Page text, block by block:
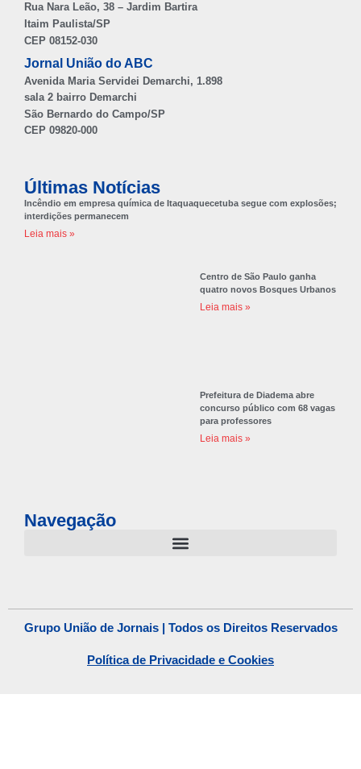
Rua Nara Leão, 38 – Jardim Bartira
Itaim Paulista/SP
CEP 08152-030
Jornal União do ABC
Avenida Maria Servidei Demarchi, 1.898
sala 2 bairro Demarchi
São Bernardo do Campo/SP
CEP 09820-000
Últimas Notícias
Incêndio em empresa química de Itaquaquecetuba segue com explosões;
interdições permanecem
Leia mais »
Centro de São Paulo ganha
quatro novos Bosques Urbanos
Leia mais »
Prefeitura de Diadema abre
concurso público com 68 vagas
para professores
Leia mais »
Navegação
Grupo União de Jornais | Todos os Direitos Reservados
Política de Privacidade e Cookies